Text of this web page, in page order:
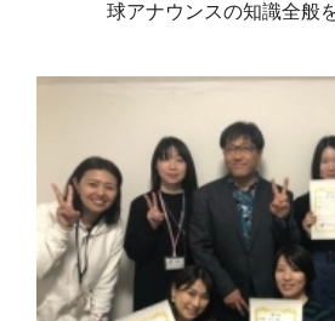
球アナウンスの知識全般